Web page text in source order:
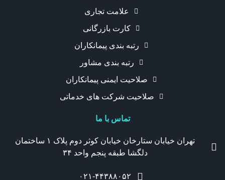
علامت تجاری
کارت بازرگانی
رتبه بندی پیمانکاران
رتبه بندی مشاور
صلاحیت ایمنی پیمانکاران
صلاحیت شرکت های خدماتی
تماس با ما
تهران خیابان ستارخان خیابان کوثر دوم پلاک ۱ ساختمان
دلگشا طبقه پنجم واحد ۳۴
۰۲۱-۴۴۳۸۸۰۵۲